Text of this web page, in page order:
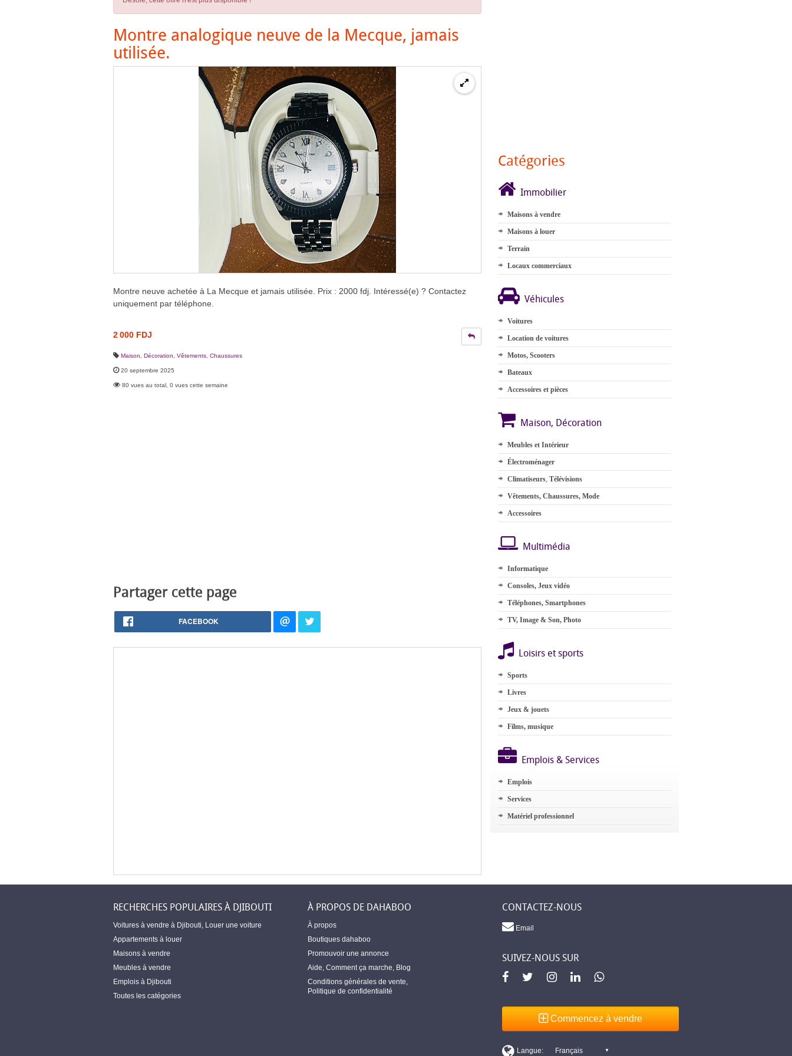
Montre analogique neuve de la Mecque, jamais
utilisée.
Montre neuve achetée à La Mecque et jamais utilisée. Prix : 2000 fdj. Intéressé(e) ? Contactez
uniquement par téléphone.
2 000 FDJ
Maison, Décoration Vêtements, Chaussures
20 septembre 2025
80 vues au total, 0 vues cette semaine
Partager cette page
FACEBOOK
Catégories
Immobilier
Maisons à vendre
Maisons à louer
Terrain
Locaux commerciaux
Véhicules
Voitures
Location de voitures
Motos, Scooters
Bateaux
Accessoires et pièces
Maison, Décoration
Meubles et Intérieur
Électroménager
Climatiseurs, Télévisions
Vêtements, Chaussures, Mode
Accessoires
Multimédia
Informatique
Consoles, Jeux vidéo
Téléphones, Smartphones
TV, Image & Son, Photo
Loisirs et sports
Sports
Livres
Jeux & jouets
Films, musique
Emplois & Services
Emplois
Services
Matériel professionnel
RECHERCHES POPULAIRES À DJIBOUTI
Voitures à vendre à Djibouti Louer une voiture
Appartements à louer
Maisons à vendre
Meubles à vendre
Emplois à Djibouti
Toutes les catégories
À PROPOS DE DAHABOO
À propos
Boutiques dahaboo
Promouvoir une annonce
Aide Comment ça marche Blog
Conditions générales de vente
Politique de confidentialité
CONTACTEZ-NOUS
Email
SUIVEZ-NOUS SUR
Commencez à vendre